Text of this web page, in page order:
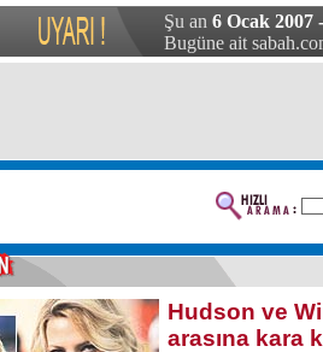
Şu an 6 Ocak 2007
Bugüne ait
Hudson ve
arasına kara